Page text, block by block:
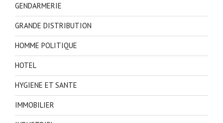
GENDARMERIE
GRANDE DISTRIBUTION
HOMME POLITIQUE
HOTEL
HYGIENE ET SANTE
IMMOBILIER